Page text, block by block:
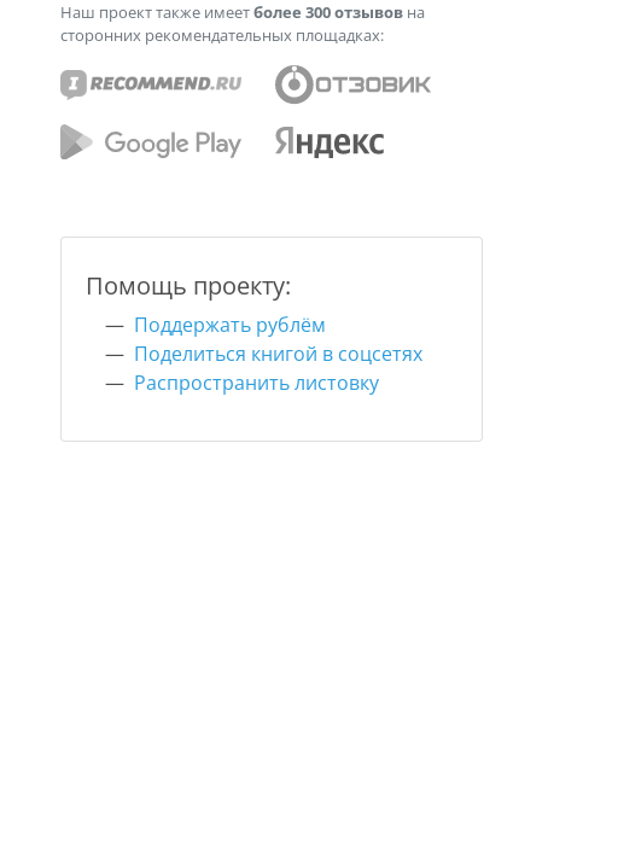
Наш проект также имеетболее 300 отзывов на
сторонних рекомендательных площадках:
Помощь проекту:
Поддержать рублём
Поделиться книгой в соцсетях
Распространить листовку